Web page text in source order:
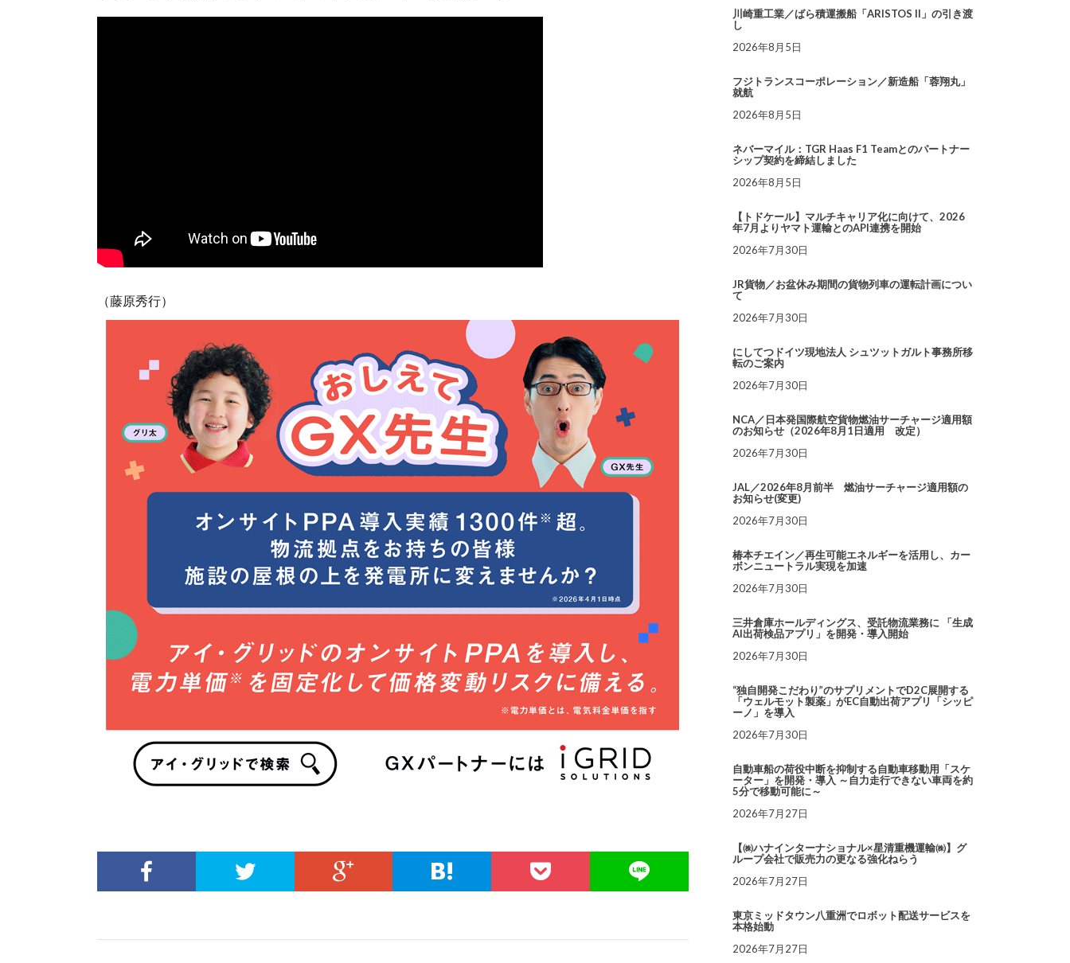
（藤原秀行）
川崎重工業／ばら積運搬船「ARISTOS II」の引き渡
し
2026年8月5日
フジトランスコーポレーション／新造船「蓉翔丸」
就航
2026年8月5日
ネバーマイル：TGR Haas F1 Teamとのパートナー
シップ契約を締結しました
2026年8月5日
【トドケール】マルチキャリア化に向けて、2026
年7月よりヤマト運輸とのAPI連携を開始
2026年7月30日
JR貨物／お盆休み期間の貨物列車の運転計画につい
て
2026年7月30日
にしてつドイツ現地法人 シュツットガルト事務所移
転のご案内
2026年7月30日
NCA／日本発国際航空貨物燃油サーチャージ適用額
のお知らせ（2026年8月1日適用 改定）
2026年7月30日
JAL／2026年8月前半 燃油サーチャージ適用額の
お知らせ(変更)
2026年7月30日
椿本チエイン／再生可能エネルギーを活用し、カー
ボンニュートラル実現を加速
2026年7月30日
三井倉庫ホールディングス、受託物流業務に 「生成
AI出荷検品アプリ」を開発・導入開始
2026年7月30日
“独自開発こだわり”のサプリメントでD2C展開する
「ウェルモット製薬」がEC自動出荷アプリ「シッピ
ーノ」を導入
2026年7月30日
自動車船の荷役中断を抑制する自動車移動用「スケ
ーター」を開発・導入 ～自力走行できない車両を約
5分で移動可能に～
2026年7月27日
【㈱ハナインターナショナル×星清重機運輸㈱】グ
ループ会社で販売力の更なる強化ねらう
2026年7月27日
東京ミッドタウン八重洲でロボット配送サービスを
本格始動
2026年7月27日